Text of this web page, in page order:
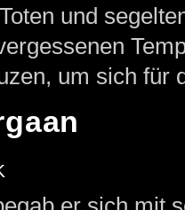
und
um sich für